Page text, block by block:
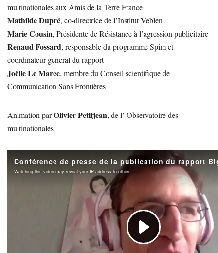
multinationales aux Amis de la Terre France
Mathilde Dupré, co-directrice de l’Institut Veblen
Marie Cousin, Présidente de Résistance à l’agression publicitaire
Renaud Fossard, responsable du programme Spim et
coordinateur général du rapport
Joëlle Le Marec, membre du Conseil scientifique de
Communication Sans Frontières
Animation parOlivier Petitjean, de l’ Observatoire des
multinationales